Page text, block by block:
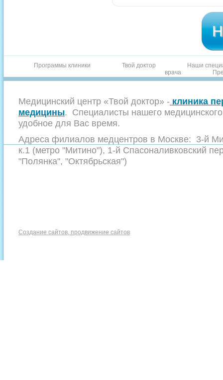
Программы клиники Твой доктор
Наши
врача
Медицинский центр «Твой доктор» - клиника
медицины. Специалисты нашего
удобное для Вас время.
Адреса филиалов медцентров в Москве: 3-й
к.1 (метро "Митино"), 1-й Спасоналивковский
"Полянка", "Октябрьская")
Создание сайтов, продвижение сайтов